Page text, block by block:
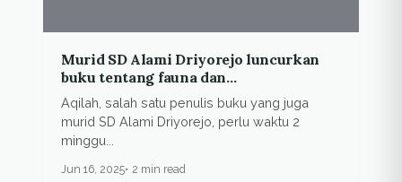
Murid SD Alami Driyorejo luncurkan
buku tentang fauna dan
keanekaragaman hayati
Aqilah, salah satu penulis buku yang juga
murid SD Alami Driyorejo, perlu waktu 2
minggu...
Jun 16, 2025 2 min read